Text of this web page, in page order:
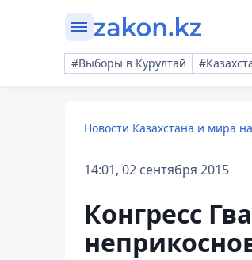
#Выборы в Курултай
Новости Казахстана и мира
14:01, 02 сентября 2015
Конгресс